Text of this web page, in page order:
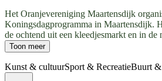
Het Oranjevereniging Maartensdijk
Koningsdagprogramma in Maartensdijk.
de ochtend uit een kleedjesmarkt en in de
Toon meer
Kunst & cultuurSport & RecreatieBuurt